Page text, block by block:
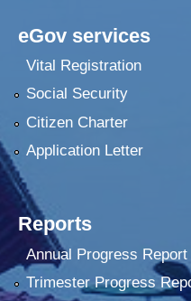
eGov services
Vital Registration
Social Security
Citizen Charter
Application Letter
Reports
Annual Progress Report
Trimester Progress